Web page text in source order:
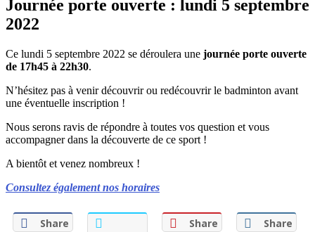
Journée porte ouverte : lundi 5 septembre
2022
Ce lundi 5 septembre 2022 se déroulera une journée porte ouverte
de 17h45 à 22h30.
N’hésitez pas à venir découvrir ou redécouvrir le badminton avant
une éventuelle inscription !
Nous serons ravis de répondre à toutes vos question et vous
accompagner dans la découverte de ce sport !
A bientôt et venez nombreux !
Consultez également nos horaires
Share
Share Share